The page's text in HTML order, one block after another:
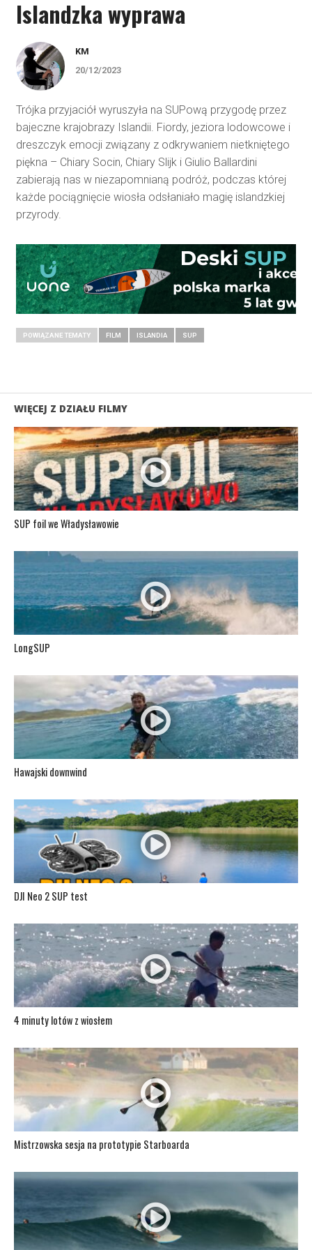
Islandzka wyprawa
KM
20/12/2023
Trójka przyjaciół wyruszyła na SUPową przygodę przez
bajeczne krajobrazy Islandii. Fiordy, jeziora lodowcowe i
dreszczyk emocji związany z odkrywaniem nietkniętego
piękna – Chiary Socin, Chiary Slijk i Giulio Ballardini
zabierają nas w niezapomnianą podróż, podczas której
każde pociągnięcie wiosła odsłaniało magię islandzkiej
przyrody.
POWIĄZANE TEMATY FILM ISLANDIA SUP
WIĘCEJ Z DZIAŁU FILMY
SUP foil we Władysławowie
LongSUP
Hawajski downwind
DJI Neo 2 SUP test
4 minuty lotów z wiosłem
Mistrzowska sesja na prototypie Starboarda